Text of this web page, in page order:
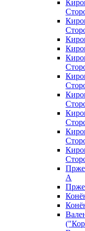
А